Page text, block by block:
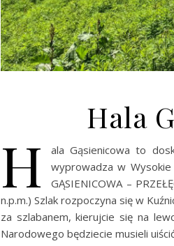
Hala
H
ala Gąsienicowa to
wyprowadza w Wysokie
GĄSIENICOWA –
n.p.m.) Szlak rozpoczyna się w
za szlabanem, kierujcie się na
Narodowego będziecie musieli